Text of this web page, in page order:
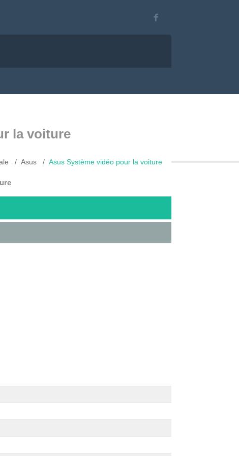
la voiture
Asus Asus Système vidéo pour la voiture